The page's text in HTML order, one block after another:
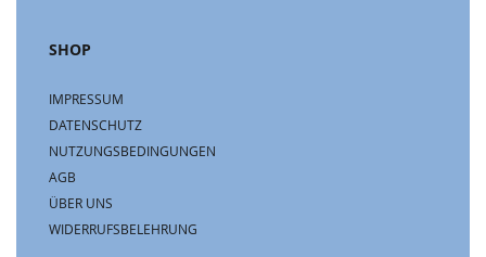
SHOP
IMPRESSUM
DATENSCHUTZ
NUTZUNGSBEDINGUNGEN
AGB
ÜBER UNS
WIDERRUFSBELEHRUNG